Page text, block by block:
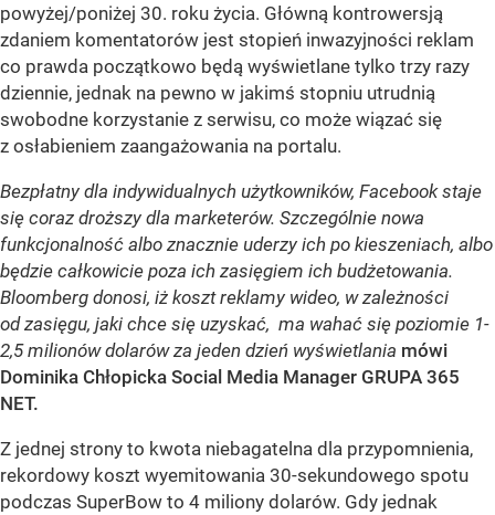
powyżej/poniżej 30. roku życia. Główną kontrowersją
zdaniem komentatorów jest stopień inwazyjności reklam
co prawda początkowo będą wyświetlane tylko trzy razy
dziennie, jednak na pewno w jakimś stopniu utrudnią
swobodne korzystanie z serwisu, co może wiązać się
z osłabieniem zaangażowania na portalu.
Bezpłatny dla indywidualnych użytkowników, Facebook staje
się coraz droższy dla marketerów. Szczególnie nowa
funkcjonalność albo znacznie uderzy ich po kieszeniach, albo
będzie całkowicie poza ich zasięgiem ich budżetowania.
Bloomberg donosi, iż koszt reklamy wideo, w zależności
od zasięgu, jaki chce się uzyskać, ma wahać się poziomie 1-
2,5 milionów dolarów za jeden dzień wyświetlania mówi
Dominika Chłopicka Social Media Manager GRUPA 365
NET.
Z jednej strony to kwota niebagatelna dla przypomnienia,
rekordowy koszt wyemitowania 30-sekundowego spotu
podczas SuperBow to 4 miliony dolarów. Gdy jednak